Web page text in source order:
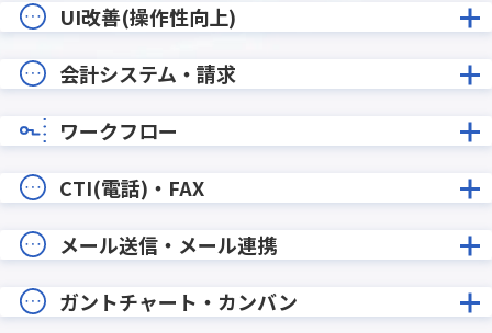
UI改善(操作性向上)
会計システム・請求
ワークフロー
CTI(電話)・FAX
メール送信・メール連携
ガントチャート・カンバン